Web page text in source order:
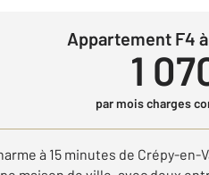
Appartement F4
1
par mois charges
à 15 minutes de Crépy-en-